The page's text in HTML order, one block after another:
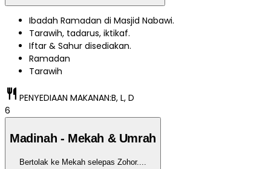
Ibadah Ramadan di Masjid Nabawi.
Tarawih, tadarus, iktikaf.
Iftar & Sahur disediakan.
Ramadan
Tarawih
restaurant PENYEDIAAN MAKANAN:B, L, D
6
Madinah - Mekah & Umrah
Bertolak ke Mekah selepas Zohor....